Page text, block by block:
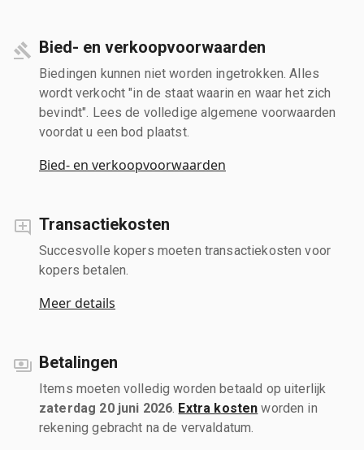
Bied- en verkoopvoorwaarden
Biedingen kunnen niet worden ingetrokken. Alles
wordt verkocht "in de staat waarin en waar het zich
bevindt". Lees de volledige algemene voorwaarden
voordat u een bod plaatst.
Bied- en verkoopvoorwaarden
Transactiekosten
Succesvolle kopers moeten transactiekosten voor
kopers betalen.
Meer details
Betalingen
Items moeten volledig worden betaald op uiterlijk
zaterdag 20 juni 2026 Extra kosten worden in
rekening gebracht na de vervaldatum.